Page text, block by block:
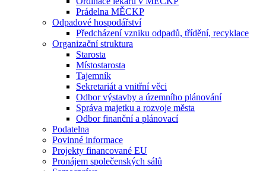
Prádelna MĚCKP
Odpadové hospodářství
Předcházení vzniku odpadů, třídění, recyklace
Organizační struktura
Starosta
Místostarosta
Tajemník
Sekretariát a vnitřní věci
Odbor výstavby a územního plánování
Správa majetku a rozvoje města
Odbor finanční a plánovací
Podatelna
Povinné informace
Projekty financované EU
Pronájem společenských sálů